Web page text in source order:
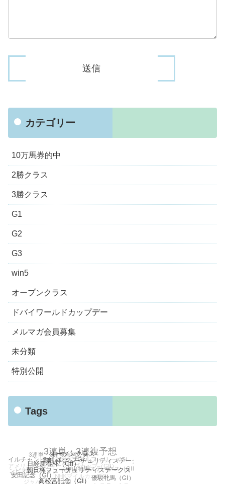
カテゴリー
10万馬券的中
2勝クラス
3勝クラス
G1
G2
G3
win5
オープンクラス
ドバイワールドカップデー
メルマガ会員募集
未分類
特別公開
Tags